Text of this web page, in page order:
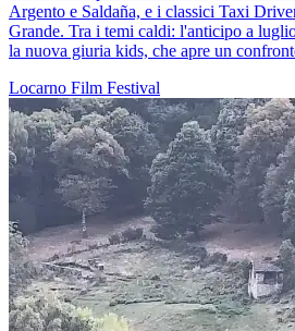
Argento e Saldaña, e i classici Taxi
Grande. Tra i temi caldi: l'anticipo a
la nuova giuria kids, che apre un
Locarno Film Festival